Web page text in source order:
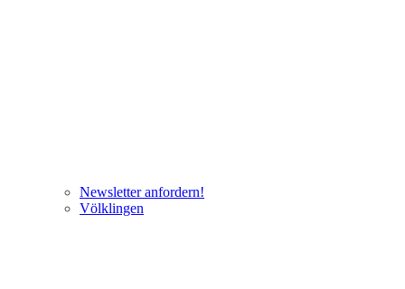
Newsletter anfordern!
Völklingen